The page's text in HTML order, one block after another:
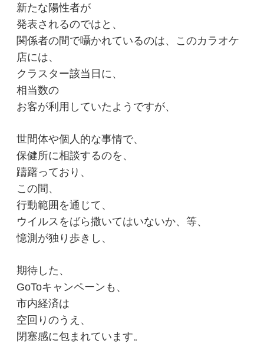
新たな陽性者が
発表されるのではと、
関係者の間で囁かれているのは、このカラオケ
店には、
クラスター該当日に、
相当数の
お客が利用していたようですが、
世間体や個人的な事情で、
保健所に相談するのを、
躊躇っており、
この間、
行動範囲を通じて、
ウイルスをばら撒いてはいないか、等、
憶測が独り歩きし、
期待した、
GoToキャンペーンも、
市内経済は
空回りのうえ、
閉塞感に包まれています。